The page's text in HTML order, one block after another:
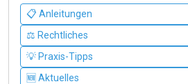
📋 Anleitungen
⚖️ Rechtliches
💡 Praxis-Tipps
🆕 Aktuelles